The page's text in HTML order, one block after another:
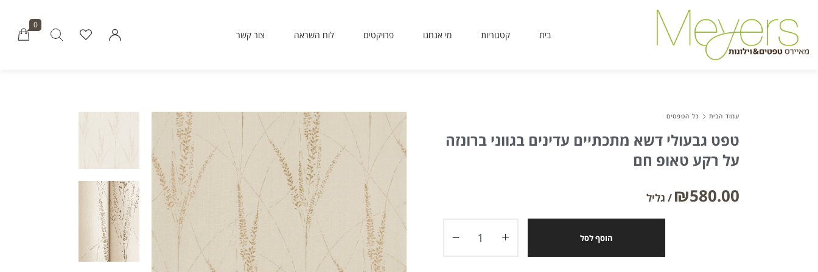
even hire freelancers. With an industry-leading
marketplace paired with an unlimited
subscription service, Envato helps creatives
like you get projects done faster.
About Envato
Careers
Community
Blog
בית קטגוריות מי אנחנו פרויקטים לוח השראה צור קשר
0
עמוד הבית כל הטפטים
טפט גבעולי דשא מתכתיים עדינים בגווני ברונזה
על רקע טאופ חם
₪580.00
הוסף לסל